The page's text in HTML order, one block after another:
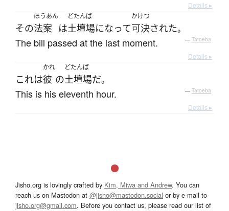
Details ▸
その
ほうあん
法案 は
どたんば
土壇場になって
かけつ
可決された。
The bill passed at the last moment. — Tatoeba
Details ▸
これは
かれ
彼 の
どたんば
土壇場だ。
This is his eleventh hour. — Tatoeba
Details ▸
Jisho.org is lovingly crafted by Kim, Miwa and Andrew. You can
reach us on Mastodon at @jisho@mastodon.social or by e-mail to
jisho.org@gmail.com. Before you contact us, please read our list of